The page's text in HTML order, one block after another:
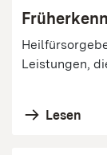
Leistungen,
Lesen